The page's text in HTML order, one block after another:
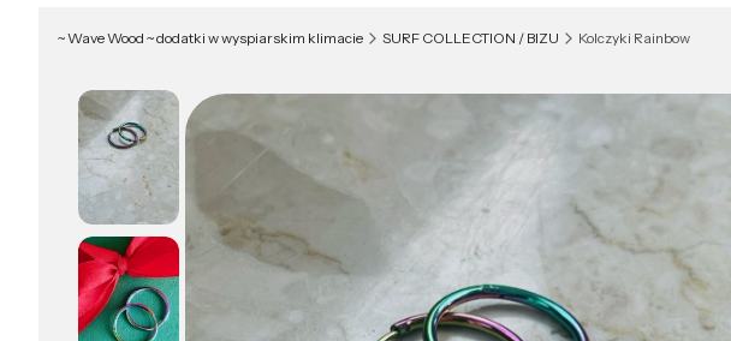
~ Wave Wood ~ dodatki w wyspiarskim klimacie SURF COLLECTION / BIZU Kolczyki Rainbow